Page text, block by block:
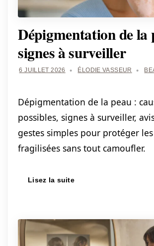
Dépigmentation de la
signes à surveiller
6 JUILLET 2026 ÉLODIE VASSEUR
Dépigmentation de la peau :
possibles, signes à surveiller,
gestes simples pour protéger
fragilisées sans tout camoufler.
Lisez la suite